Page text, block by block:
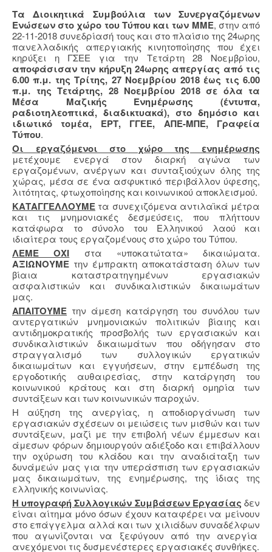
Τα Διοικητικά Συμβούλια των Συνεργαζόμενων
Ενώσεων στο χώρο του Τύπου και των ΜΜΕ, στην από
22-11-2018 συνεδρίασή τους και στο πλαίσιο της 24ωρης
πανελλαδικής απεργιακής κινητοποίησης που έχει
κηρύξει η ΓΣΕΕ για την Τετάρτη 28 Νοεμβρίου,
αποφάσισαν την κήρυξη 24ωρης απεργίας από τις
6.00 π.μ. της Τρίτης, 27 Νοεμβρίου 2018 έως τις 6.00
π.μ. της Τετάρτης, 28 Νοεμβρίου 2018 σε όλα τα
Μέσα Μαζικής Ενημέρωσης (έντυπα,
ραδιοτηλεοπτικά, διαδικτυακά), στο δημόσιο και
ιδιωτικό τομέα, ΕΡΤ, ΓΓΕΕ, ΑΠΕ-ΜΠΕ, Γραφεία
Τύπου.
Οι εργαζόμενοι στο χώρο της ενημέρωσης
μετέχουμε ενεργά στον διαρκή αγώνα των
εργαζομένων, ανέργων και συνταξιούχων όλης της
χώρας, μέσα σε ένα ασφυκτικό περιβάλλον ύφεσης,
λιτότητας, φτωχοποίησης και κοινωνικού αποκλεισμού.
ΚΑΤΑΓΓΕΛΛΟΥΜΕ τα συνεχιζόμενα αντιλαϊκά μέτρα
και τις μνημονιακές δεσμεύσεις, που πλήττουν
κατάφωρα το σύνολο του Ελληνικού λαού και
ιδιαίτερα τους εργαζομένους στο χώρο του Τύπου.
ΛΕΜΕ ΟΧΙ στα «υποκατώτατα» δικαιώματα.
ΑΞΙΩΝΟΥΜΕ την έμπρακτη αποκατάσταση όλων των
βίαια καταστρατηγημένων εργασιακών
ασφαλιστικών και συνδικαλιστικών δικαιωμάτων
μας.
ΑΠΑΙΤΟΥΜΕ την άμεση κατάργηση του συνόλου των
αντεργατικών μνημονιακών πολιτικών βίαιης και
αντιδημοκρατικής προσβολής των εργασιακών και
συνδικαλιστικών δικαιωμάτων που οδήγησαν στο
στραγγαλισμό των συλλογικών εργατικών
δικαιωμάτων και εγγυήσεων, στην εμπέδωση της
εργοδοτικής αυθαιρεσίας, στην κατάργηση του
κοινωνικού κράτους και στη διαρκή ομηρία των
συντάξεων και των κοινωνικών παροχών.
Η αύξηση της ανεργίας, η αποδιοργάνωση των
εργασιακών σχέσεων οι μειώσεις των μισθών και των
συντάξεων, μαζί με την επιβολή νέων έμμεσων και
άμεσων φόρων δημιουργούν αδιέξοδο και επιβάλλουν
την οχύρωση του κλάδου και την αναδιάταξη των
δυνάμεών μας για την υπεράσπιση των εργασιακών
μας δικαιωμάτων, της ενημέρωσης, της ίδιας της
ελληνικής κοινωνίας.
Η υπογραφή Συλλογικών Συμβάσεων Εργασίας δεν
είναι αίτημα μόνο όσων έχουν καταφέρει να μείνουν
στο επάγγελμα αλλά και των χιλιάδων συναδέλφων
που αγωνίζονται να ξεφύγουν από την ανεργία
ανεχόμενοι τις δυσμενέστερες εργασιακές συνθήκες.